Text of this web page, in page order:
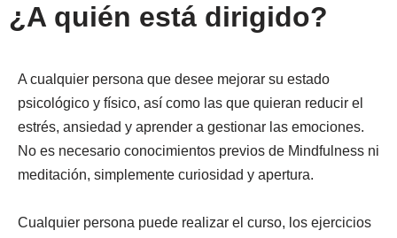
¿A quién está dirigido?
A cualquier persona que desee mejorar su estado
psicológico y físico, así como las que quieran reducir el
estrés, ansiedad y aprender a gestionar las emociones.
No es necesario conocimientos previos de Mindfulness ni
meditación, simplemente curiosidad y apertura.
Cualquier persona puede realizar el curso, los ejercicios